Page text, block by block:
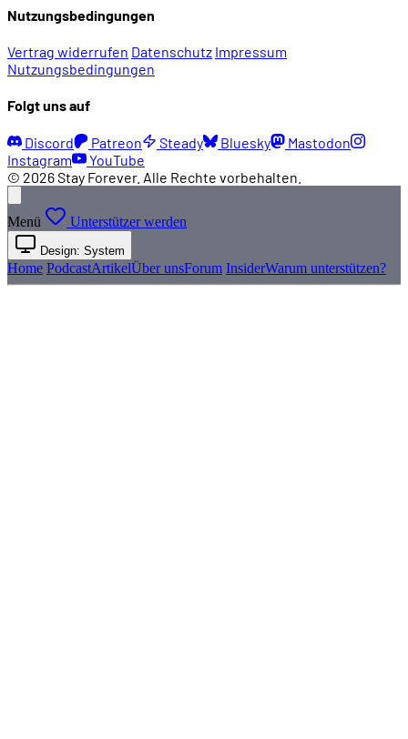
Nutzungsbedingungen
Vertrag widerrufen Datenschutz Impressum
Nutzungsbedingungen
Folgt uns auf
Discord Patreon Steady Bluesky
Mastodon
Instagram
YouTube
© 2026 Stay Forever. Alle Rechte vorbehalten.
Menü Unterstützer werden
Design: System
Home PodcastArtikelÜber unsForum InsiderWarum unterstützen?